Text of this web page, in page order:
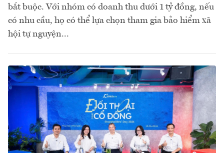
bắt buộc. Với nhóm có doanh thu dưới 1 tỷ đồng, nếu
có nhu cầu, họ có thể lựa chọn tham gia bảo hiểm xã
hội tự nguyện...